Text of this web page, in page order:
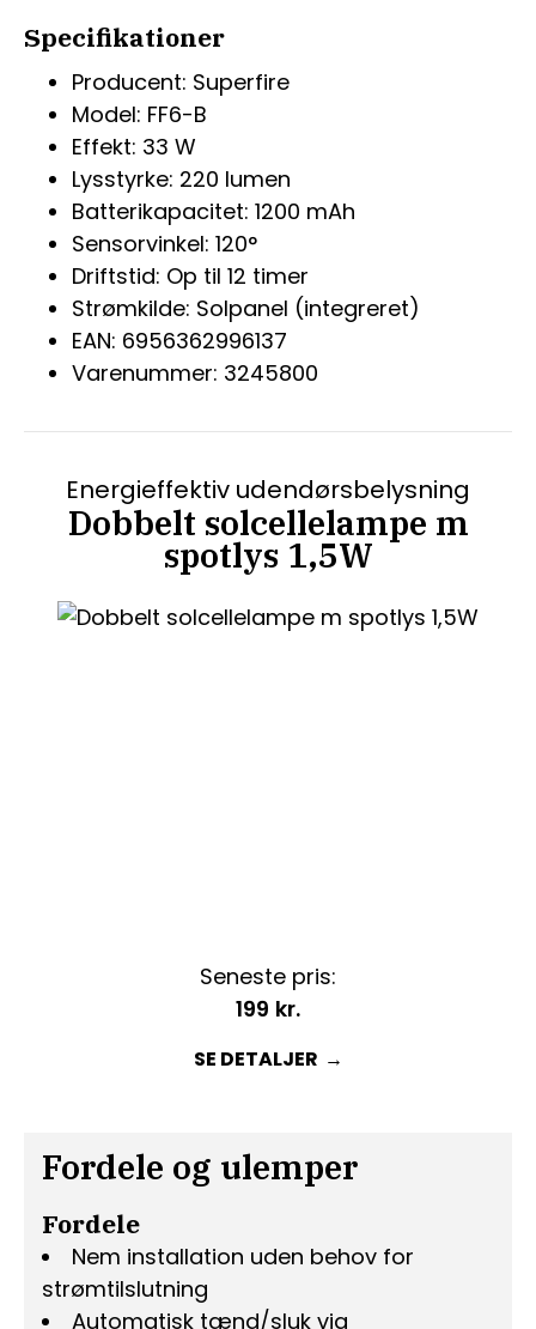
Specifikationer
Producent: Superfire
Model: FF6-B
Effekt: 33 W
Lysstyrke: 220 lumen
Batterikapacitet: 1200 mAh
Sensorvinkel: 120°
Driftstid: Op til 12 timer
Strømkilde: Solpanel (integreret)
EAN: 6956362996137
Varenummer: 3245800
Energieffektiv udendørsbelysning
Dobbelt solcellelampe m
spotlys 1,5W
Fordele og ulemper
Fordele
Nem installation uden behov for
strømtilslutning
Automatisk tænd/sluk via
Seneste pris:
199 kr.
SE DETALJER